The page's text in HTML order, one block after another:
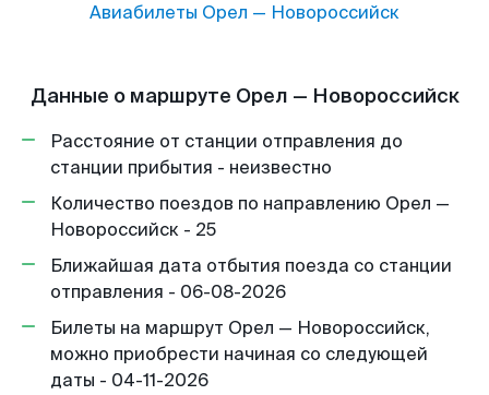
Авиабилеты Орел — Новороссийск
Данные о маршруте Орел — Новороссийск
Расстояние от станции отправления до
станции прибытия - неизвестно
Количество поездов по направлению Орел —
Новороссийск - 25
Ближайшая дата отбытия поезда со станции
отправления - 06-08-2026
Билеты на маршрут Орел — Новороссийск,
можно приобрести начиная со следующей
даты - 04-11-2026